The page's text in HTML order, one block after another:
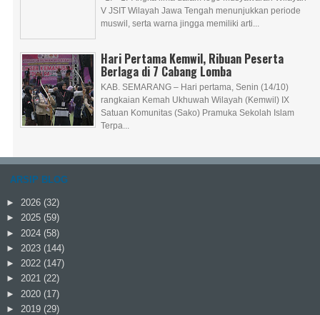
V JSIT Wilayah Jawa Tengah menunjukkan periode
muswil, serta warna jingga memiliki arti...
Hari Pertama Kemwil, Ribuan Peserta
Berlaga di 7 Cabang Lomba
KAB. SEMARANG – Hari pertama, Senin (14/10)
rangkaian Kemah Ukhuwah Wilayah (Kemwil) IX
Satuan Komunitas (Sako) Pramuka Sekolah Islam
Terpa...
ARSIP BLOG
► 2026 (32)
► 2025 (59)
► 2024 (58)
► 2023 (144)
► 2022 (147)
► 2021 (22)
► 2020 (17)
► 2019 (29)